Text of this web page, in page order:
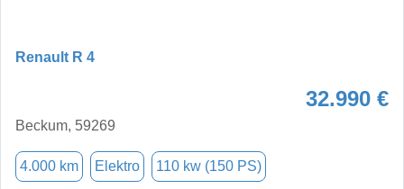
Renault R 4
32.990 €
Beckum, 59269
4.000 km Elektro 110 kw (150 PS)